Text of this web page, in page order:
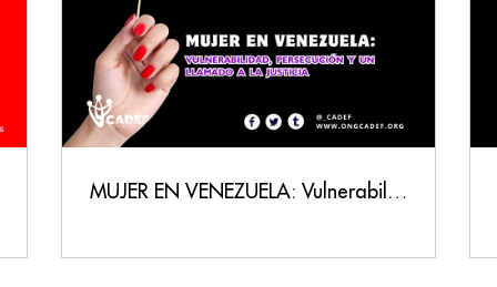
MUJER EN VENEZUELA: Vulnerabilidad, Persecución y un Llamado a la Justicia